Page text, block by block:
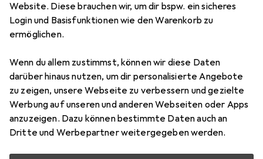
Website. Diese brauchen wir, um dir bspw. ein sicheres
Login und Basisfunktionen wie den Warenkorb zu
ermöglichen.
Wenn du allem zustimmst, können wir diese Daten
darüber hinaus nutzen, um dir personalisierte Angebote
zu zeigen, unsere Webseite zu verbessern und gezielte
Werbung auf unseren und anderen Webseiten oder Apps
anzuzeigen. Dazu können bestimmte Daten auch an
Dritte und Werbepartner weitergegeben werden.
Teng ToolsSteckschlüsseleinsatz,
16mm, Länge 79 mm
16 mm
Preis in EUR inkl. MwSt.
EUR
17,60
Bewertungen Marke
Mehr von Teng Tools